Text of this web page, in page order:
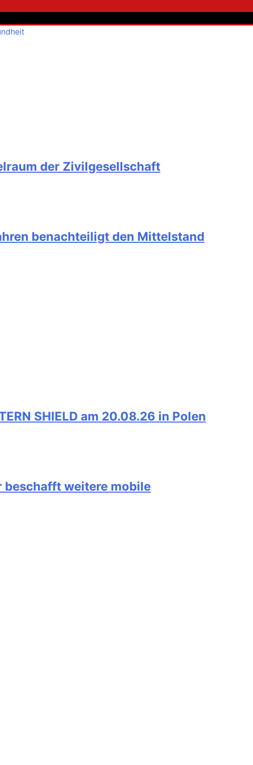
der Zivilgesellschaft
benachteiligt den Mittelstand
SHIELD am 20.08.26 in Polen
beschafft weitere mobile